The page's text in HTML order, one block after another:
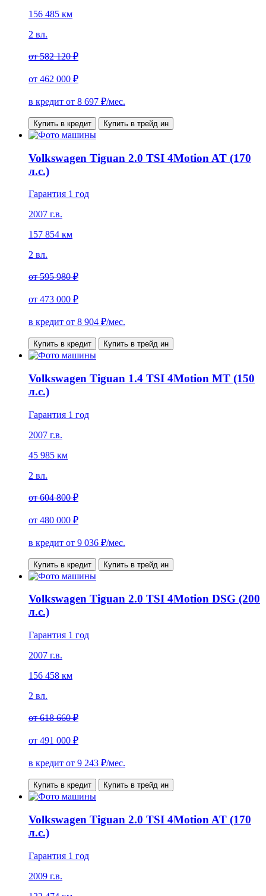
156 485 км
2 вл.
от582 120 ₽
от 462 000 ₽
в кредит от 8 697 ₽/мес.
Купить в кредит Купить в трейд ин
Volkswagen Tiguan 2.0 TSI 4Motion AT (170
л.с.)
Гарантия 1 год
2007 г.в.
157 854 км
2 вл.
от595 980 ₽
от 473 000 ₽
в кредит от 8 904 ₽/мес.
Купить в кредит Купить в трейд ин
Volkswagen Tiguan 1.4 TSI 4Motion MT (150
л.с.)
Гарантия 1 год
2007 г.в.
45 985 км
2 вл.
от604 800 ₽
от 480 000 ₽
в кредит от 9 036 ₽/мес.
Купить в кредит Купить в трейд ин
Volkswagen Tiguan 2.0 TSI 4Motion DSG (200
л.с.)
Гарантия 1 год
2007 г.в.
156 458 км
2 вл.
от618 660 ₽
от 491 000 ₽
в кредит от 9 243 ₽/мес.
Купить в кредит Купить в трейд ин
Volkswagen Tiguan 2.0 TSI 4Motion AT (170
л.с.)
Гарантия 1 год
2009 г.в.